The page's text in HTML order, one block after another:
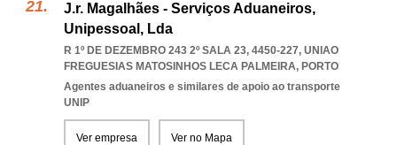
J.r. Magalhães - Serviços Aduaneiros,
Unipessoal, Lda
R 1º DE DEZEMBRO 243 2º SALA 23, 4450-227, UNIAO
FREGUESIAS MATOSINHOS LECA PALMEIRA, PORTO
Agentes aduaneiros e similares de apoio ao transporte
UNIP
Ver empresa Ver no Mapa